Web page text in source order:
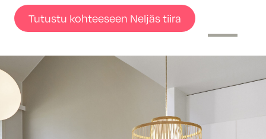
Tutustu kohteeseen Neljäs tiira